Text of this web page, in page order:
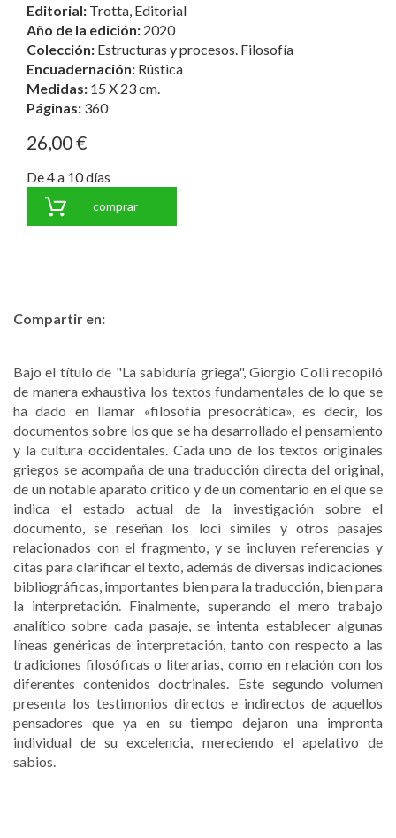
Editorial: Trotta, Editorial
Año de la edición: 2020
Colección: Estructuras y procesos. Filosofía
Encuadernación: Rústica
Medidas: 15 X 23 cm.
Páginas: 360
26,00 €
De 4 a 10 días
comprar
Compartir en:
Bajo el título de "La sabiduría griega", Giorgio Colli recopiló
de manera exhaustiva los textos fundamentales de lo que se
ha dado en llamar «filosofía presocrática», es decir, los
documentos sobre los que se ha desarrollado el pensamiento
y la cultura occidentales. Cada uno de los textos originales
griegos se acompaña de una traducción directa del original,
de un notable aparato crítico y de un comentario en el que se
indica el estado actual de la investigación sobre el
documento, se reseñan los loci similes y otros pasajes
relacionados con el fragmento, y se incluyen referencias y
citas para clarificar el texto, además de diversas indicaciones
bibliográficas, importantes bien para la traducción, bien para
la interpretación. Finalmente, superando el mero trabajo
analítico sobre cada pasaje, se intenta establecer algunas
líneas genéricas de interpretación, tanto con respecto a las
tradiciones filosóficas o literarias, como en relación con los
diferentes contenidos doctrinales. Este segundo volumen
presenta los testimonios directos e indirectos de aquellos
pensadores que ya en su tiempo dejaron una impronta
individual de su excelencia, mereciendo el apelativo de
sabios.